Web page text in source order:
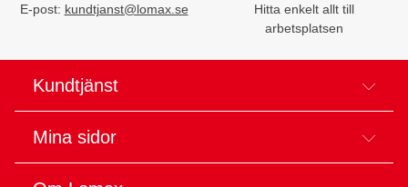
E-post: kundtjanst@lomax.se
Hitta enkelt allt till
arbetsplatsen
Kundtjänst
Mina sidor